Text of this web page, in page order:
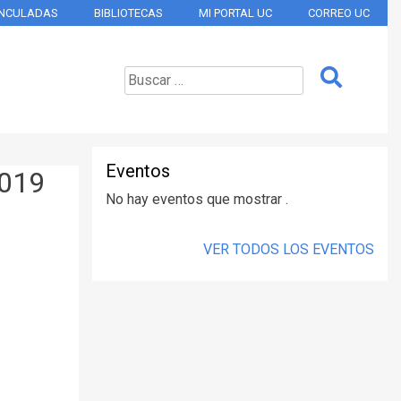
BIBLIOTECAS MI PORTAL UC CORREO UC
Eventos
No hay eventos que mostrar .
VER TODOS LOS EVENTOS